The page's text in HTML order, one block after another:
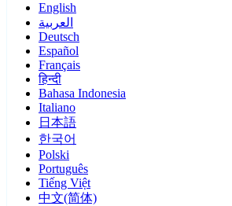
English
العربية
Deutsch
Español
Français
हिन्दी
Bahasa Indonesia
Italiano
日本語
한국어
Polski
Português
Tiếng Việt
中文(简体)